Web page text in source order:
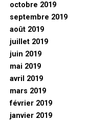
octobre 2019
septembre 2019
août 2019
juillet 2019
juin 2019
mai 2019
avril 2019
mars 2019
février 2019
janvier 2019